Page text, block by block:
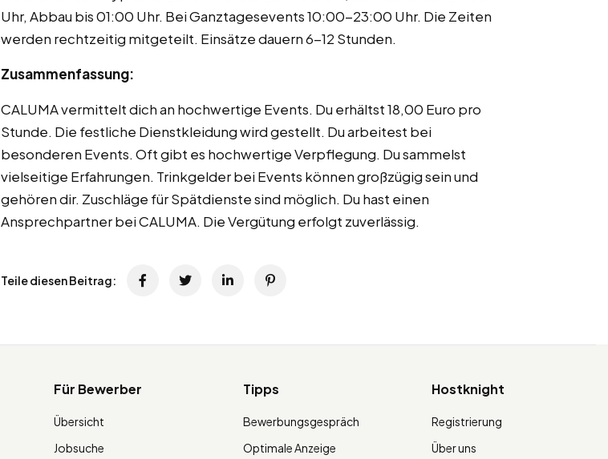
Uhr, Abbau bis 01:00 Uhr. Bei Ganztagesevents 10:00-23:00 Uhr. Die Zeiten
werden rechtzeitig mitgeteilt. Einsätze dauern 6-12 Stunden.
Zusammenfassung:
CALUMA vermittelt dich an hochwertige Events. Du erhältst 18,00 Euro pro
Stunde. Die festliche Dienstkleidung wird gestellt. Du arbeitest bei
besonderen Events. Oft gibt es hochwertige Verpflegung. Du sammelst
vielseitige Erfahrungen. Trinkgelder bei Events können großzügig sein und
gehören dir. Zuschläge für Spätdienste sind möglich. Du hast einen
Ansprechpartner bei CALUMA. Die Vergütung erfolgt zuverlässig.
Teile diesen Beitrag:
Für Bewerber
Übersicht
Jobsuche
Tipps
Bewerbungsgespräch
Optimale Anzeige
Hostknight
Registrierung
Über uns